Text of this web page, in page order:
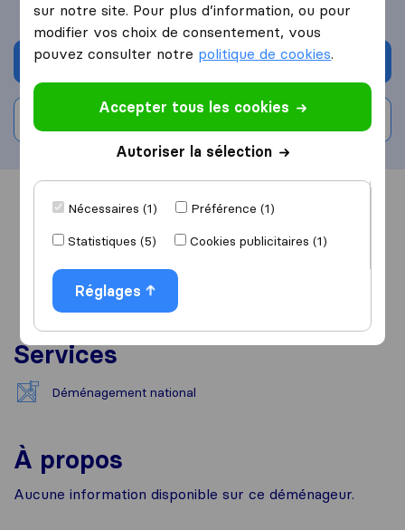
Demander un devis
Rédiger un avis
Vue d'ensemble Avis
Services
Déménagement national
À propos
Aucune information disponible sur ce déménageur.
sur notre site. Pour plus d’information, ou pour
modifier vos choix de consentement, vous
pouvez consulter notre politique de cookies.
Accepter tous les cookies
Autoriser la sélection
Nécessaires (1)
Préférence (1)
Statistiques (5)
Cookies publicitaires (1)
Réglages